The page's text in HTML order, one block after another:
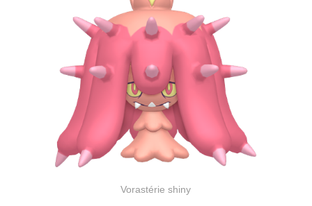
Vorastérie shiny